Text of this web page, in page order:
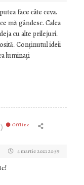
face câte ceva.
mă gândesc. Calea
cu alte prilejuri.
Conținutul ideii
luminați
Offline
4 martie 2021 20:59